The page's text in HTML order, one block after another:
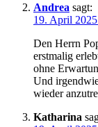
Andrea sagt:
19. April
Den Herrn
erstmalig
ohne
Und
wieder
Katharina